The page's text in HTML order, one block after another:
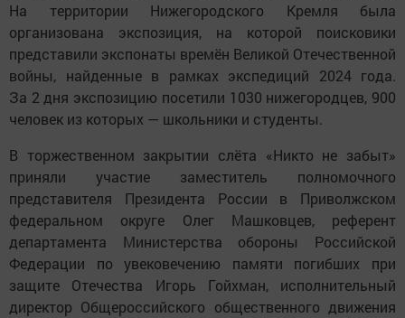
На территории Нижегородского Кремля была
организована экспозиция, на которой поисковики
представили экспонаты времён Великой Отечественной
войны, найденные в рамках экспедиций 2024 года.
За 2 дня экспозицию посетили 1030 нижегородцев, 900
человек из которых — школьники и студенты.
В торжественном закрытии слёта «Никто не забыт»
приняли участие заместитель полномочного
представителя Президента России в Приволжском
федеральном округе Олег Машковцев, референт
департамента Министерства обороны Российской
Федерации по увековечению памяти погибших при
защите Отечества Игорь Гойхман, исполнительный
директор Общероссийского общественного движения